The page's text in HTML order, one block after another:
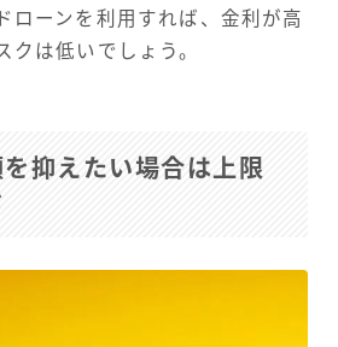
ローンを利用すれば、金利が高
クは低いでしょう。
抑えたい場合は上限